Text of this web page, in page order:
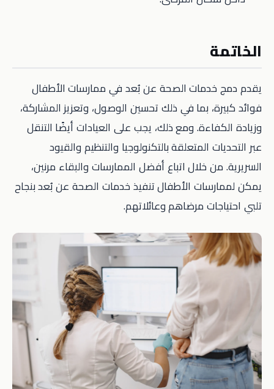
الخاتمة
يقدم دمج خدمات الصحة عن بُعد في ممارسات الأطفال
فوائد كبيرة، بما في ذلك تحسين الوصول، وتعزيز المشاركة،
وزيادة الكفاءة. ومع ذلك، يجب على العيادات أيضًا التنقل
عبر التحديات المتعلقة بالتكنولوجيا والتنظيم والقيود
السريرية. من خلال اتباع أفضل الممارسات والبقاء مرنين،
يمكن لممارسات الأطفال تنفيذ خدمات الصحة عن بُعد بنجاح
تلبي احتياجات مرضاهم وعائلاتهم.